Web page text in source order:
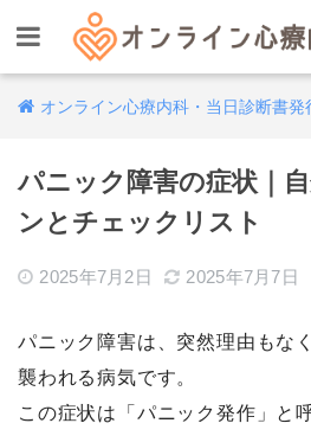
オンライン心療内科・当日診断書発
パニック障害の症状｜
ンとチェックリスト
2025年7月2日 2025年7月7日
パニック障害は、突然理由もな
襲われる病気です。
この症状は「パニック発作」と